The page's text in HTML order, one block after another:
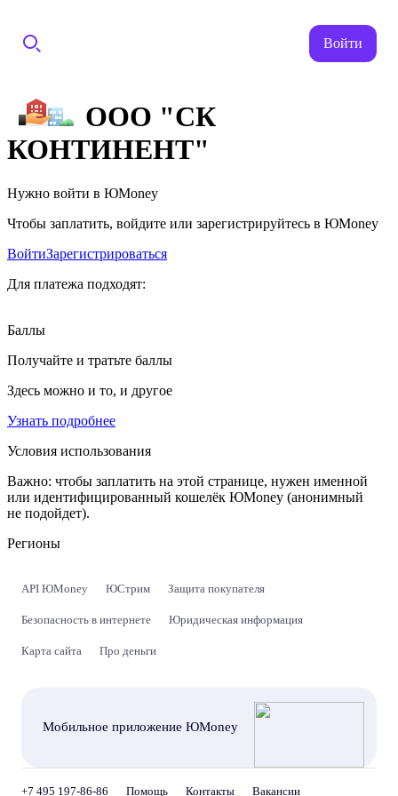
Войти
ООО "СК
КОНТИНЕНТ"
Нужно войти в ЮMoney
Чтобы заплатить, войдите или зарегистрируйтесь в ЮMoney
ВойтиЗарегистрироваться
Для платежа подходят:
Баллы
Получайте и тратьте баллы
Здесь можно и то, и другое
Узнать подробнее
Условия использования
Важно: чтобы заплатить на этой странице, нужен именной
или идентифицированный кошелёк ЮMoney (анонимный
не подойдет).
Регионы
API ЮMoney ЮСтрим Защита покупателя
Безопасность в интернете Юридическая информация
Карта сайта Про деньги
Мобильное приложение ЮMoney
+7 495 197-86-86 Помощь Контакты Вакансии